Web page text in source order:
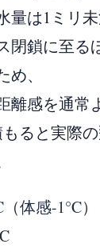
量は1ミリ未
閉鎖に至る
、
離感を通常
ると実際
（体感-1°C）